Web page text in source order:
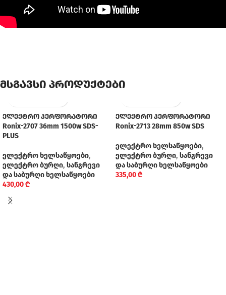
მსგავსი პროდუქტები
ელექტრო პერფორატორი
Ronix-2707 36mm 1500w SDS-
PLUS
ელექტრო ხელსაწყოები,
ელექტრო ბურღი, სანგრევი
და საბურღი ხელსაწყოები
430,00₾
ელექტრო პერფორატორი
Ronix-2713 28mm 850w SDS
ელექტრო ხელსაწყოები,
ელექტრო ბურღი, სანგრევი
და საბურღი ხელსაწყოები
335,00₾